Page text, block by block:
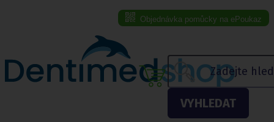
Objednávka pomůcky na ePoukaz
VYHLEDAT